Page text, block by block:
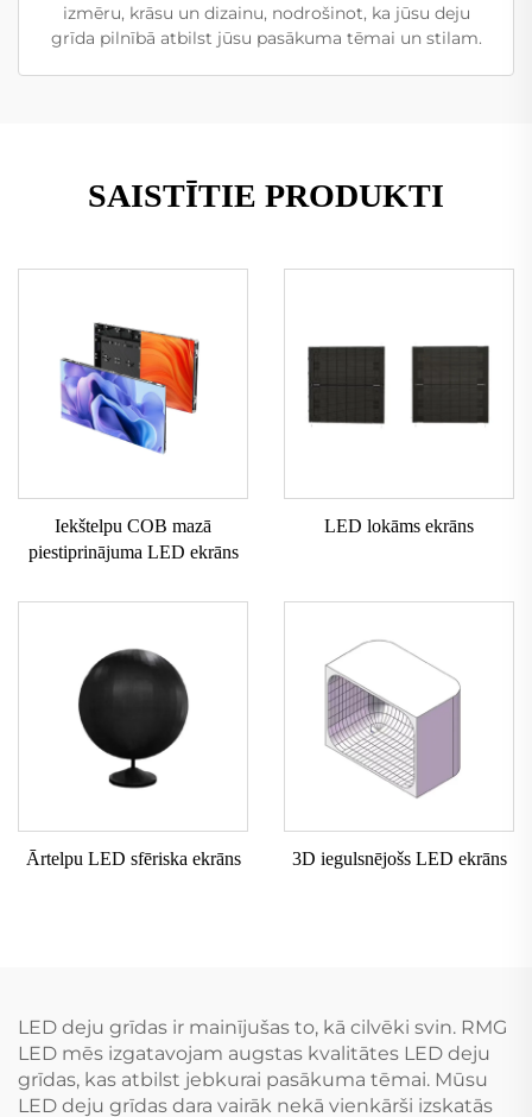
izmēru, krāsu un dizainu, nodrošinot, ka jūsu deju
grīda pilnībā atbilst jūsu pasākuma tēmai un stilam.
SAISTĪTIE PRODUKTI
Iekštelpu COB mazā
piestiprinājuma LED ekrāns
LED lokāms ekrāns
Ārtelpu LED sfēriska ekrāns 3D iegulsnējošs LED ekrāns
LED deju grīdas ir mainījušas to, kā cilvēki svin. RMG
LED mēs izgatavojam augstas kvalitātes LED deju
grīdas, kas atbilst jebkurai pasākuma tēmai. Mūsu
LED deju grīdas dara vairāk nekā vienkārši izskatās